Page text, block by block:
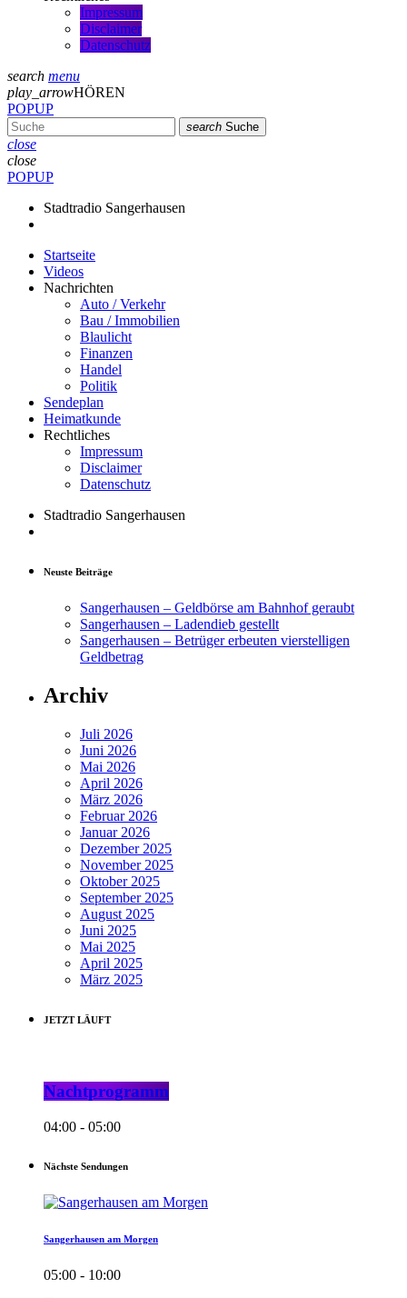
Impressum
Disclaimer
Datenschutz
search menu
play_arrowHÖREN
POPUP
search Suche
close
close
POPUP
Stadtradio Sangerhausen
Startseite
Videos
Nachrichten
Auto / Verkehr
Bau / Immobilien
Blaulicht
Finanzen
Handel
Politik
Sendeplan
Heimatkunde
Rechtliches
Impressum
Disclaimer
Datenschutz
Stadtradio Sangerhausen
Neuste Beiträge
Sangerhausen – Geldbörse am Bahnhof geraubt
Sangerhausen – Ladendieb gestellt
Sangerhausen – Betrüger erbeuten vierstelligen
Geldbetrag
Archiv
Juli 2026
Juni 2026
Mai 2026
April 2026
März 2026
Februar 2026
Januar 2026
Dezember 2025
November 2025
Oktober 2025
September 2025
August 2025
Juni 2025
Mai 2025
April 2025
März 2025
JETZT LÄUFT
Nachtprogramm
04:00 - 05:00
Nächste Sendungen
Sangerhausen am Morgen
05:00 - 10:00